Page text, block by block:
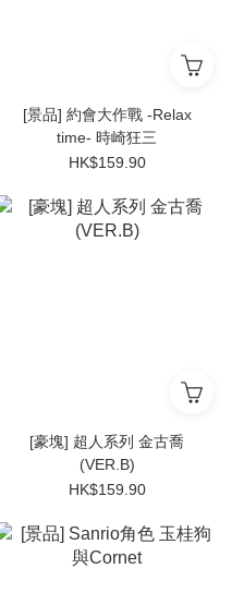
[景品] 約會大作戰 -Relax
time- 時崎狂三
HK$159.90
[豪塊] 超人系列 金古喬
(VER.B)
HK$159.90